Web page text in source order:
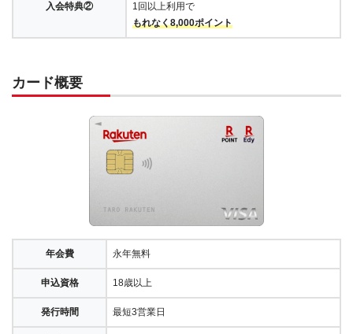
入会特典②
1回以上利用で
もれなく8,000ポイント
カード概要
年会費 永年無料
申込資格 18歳以上
発行時間 最短3営業日